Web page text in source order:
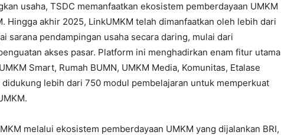
usaha, TSDC memanfaatkan ekosistem pemberdayaan UMKM
Hingga akhir 2025, LinkUMKM telah dimanfaatkan oleh lebih dari
sarana pendampingan usaha secara daring, mulai dari
akses pasar. Platform ini menghadirkan enam fitur utama
Smart, Rumah BUMN, UMKM Media, Komunitas, Etalase
lebih dari 750 modul pembelajaran untuk memperkuat
melalui ekosistem pemberdayaan UMKM yang dijalankan BRI,